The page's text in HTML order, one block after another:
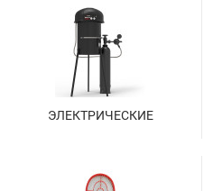
ЭЛЕКТРИЧЕСКИЕ